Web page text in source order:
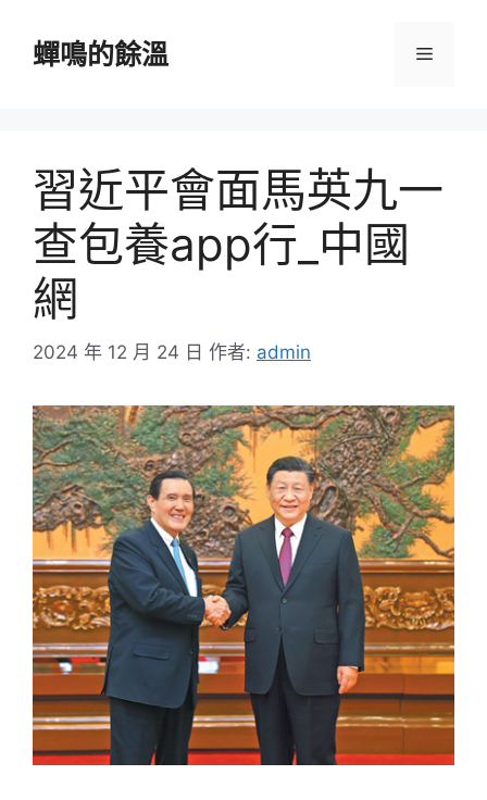
蟬鳴的餘溫 選
習近平會面馬英九一
查包養app行_中國
網
2024 年 12 月 24 日 作者: admin